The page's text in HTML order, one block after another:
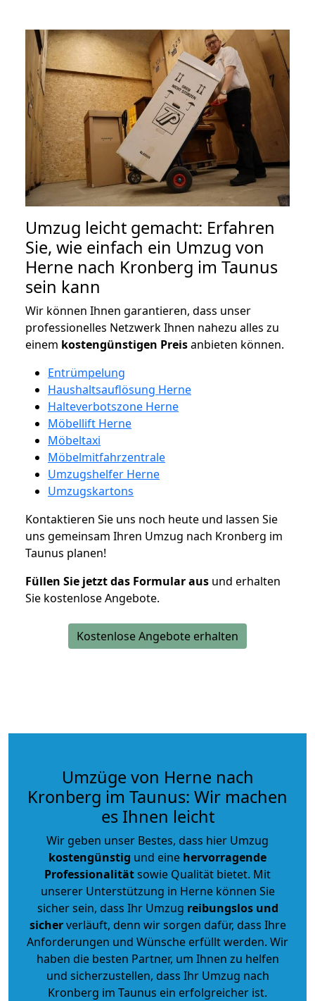
Umzug leicht gemacht: Erfahren
Sie, wie einfach ein Umzug von
Herne nach Kronberg im Taunus
sein kann
Wir können Ihnen garantieren, dass unser
professionelles Netzwerk Ihnen nahezu alles zu
einem kostengünstigen Preisanbieten können.
Entrümpelung
Haushaltsauflösung Herne
Halteverbotszone Herne
Möbellift Herne
Möbeltaxi
Möbelmitfahrzentrale
Umzugshelfer Herne
Umzugskartons
Kontaktieren Sie uns noch heute und lassen Sie
uns gemeinsam Ihren Umzug nach Kronberg im
Taunus planen!
Füllen Sie jetzt das Formular aus und erhalten
Sie kostenlose Angebote.
Kostenlose Angebote erhalten
Umzüge von Herne nach
Kronberg im Taunus: Wir machen
es Ihnen leicht
Wir geben unser Bestes, dass hier Umzug
kostengünstig und eine hervorragende
Professionalitätsowie Qualität bietet. Mit
unserer Unterstützung in Herne können Sie
sicher sein, dass Ihr Umzug reibungslos und
sicherverläuft, denn wir sorgen dafür, dass Ihre
Anforderungen und Wünsche erfüllt werden. Wir
haben die besten Partner, um Ihnen zu helfen
und sicherzustellen, dass Ihr Umzug nach
Kronberg im Taunus ein erfolgreicher ist.